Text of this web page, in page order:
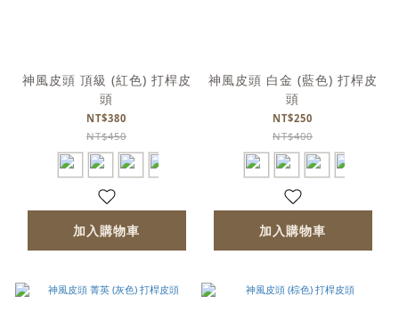
神風皮頭 頂級 (紅色) 打桿皮
頭
NT$380
NT$450
加入購物車
神風皮頭 白金 (藍色) 打桿皮
頭
NT$250
NT$400
加入購物車